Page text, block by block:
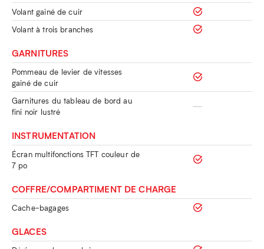
Volant gainé de cuir
Volant à trois branches
GARNITURES
Pommeau de levier de vitesses
gainé de cuir
Garnitures du tableau de bord au
fini noir lustré
INSTRUMENTATION
Écran multifonctions TFT couleur de
7 po
COFFRE/COMPARTIMENT DE CHARGE
Cache-bagages
GLACES